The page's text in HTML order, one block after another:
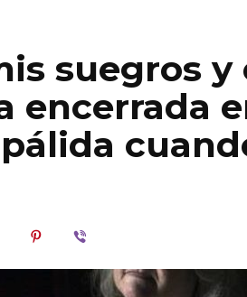
suegros y
encerrada